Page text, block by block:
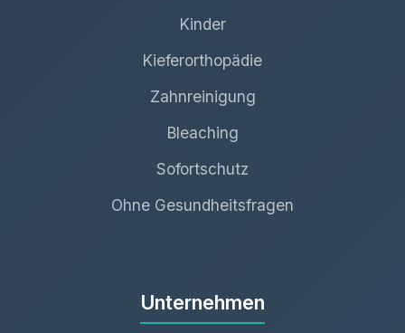
Kinder
Kieferorthopädie
Zahnreinigung
Bleaching
Sofortschutz
Ohne Gesundheitsfragen
Unternehmen